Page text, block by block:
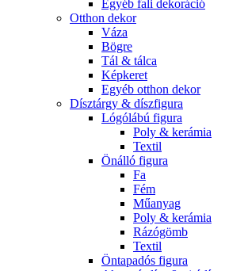
Egyéb fali dekoráció
Otthon dekor
Váza
Bögre
Tál & tálca
Képkeret
Egyéb otthon dekor
Dísztárgy & díszfigura
Lógólábú figura
Poly & kerámia
Textil
Önálló figura
Fa
Fém
Műanyag
Poly & kerámia
Rázógömb
Textil
Öntapadós figura